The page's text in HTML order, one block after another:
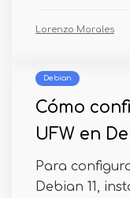
Lorenzo Morales
Debian
Cómo
UFW en
Para
Debian 11,